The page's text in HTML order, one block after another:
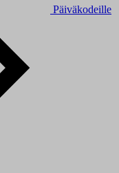
Päiväkodeille